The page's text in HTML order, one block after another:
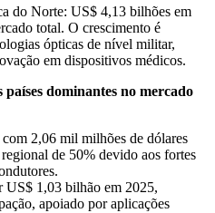
do Norte: US$ 4,13 bilhões em
total. O crescimento é
ópticas de nível militar,
em dispositivos médicos.
dominantes no mercado
2,06 mil milhões de dólares
de 50% devido aos fortes
US$ 1,03 bilhão em 2025,
apoiado por aplicações